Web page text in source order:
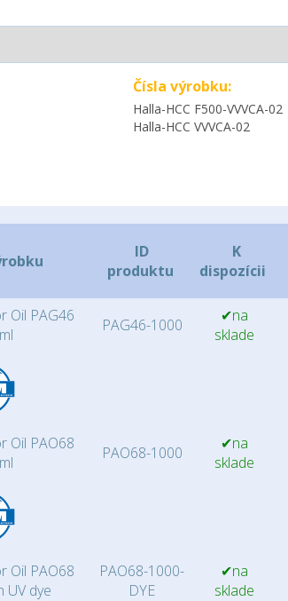
Čísla výrobku:
Halla-HCC F500-VVVCA-02
Halla-HCC VVVCA-02
ID
produktu
K
dispozícii
Oil PAG46
PAG46-1000
✔na
sklade
Oil PAO68
PAO68-1000
✔na
sklade
Oil PAO68
UV dye
PAO68-1000-
DYE
✔na
sklade